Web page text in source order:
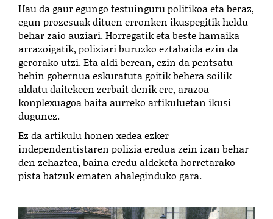
Hau da gaur egungo testuinguru politikoa eta beraz,
egun prozesuak dituen erronken ikuspegitik heldu
behar zaio auziari. Horregatik eta beste hamaika
arrazoigatik, poliziari buruzko eztabaida ezin da
gerorako utzi. Eta aldi berean, ezin da pentsatu
behin gobernua eskuratuta goitik behera soilik
aldatu daitekeen zerbait denik ere, arazoa
konplexuagoa baita aurreko artikuluetan ikusi
dugunez.
Ez da artikulu honen xedea ezker
independentistaren polizia eredua zein izan behar
den zehaztea, baina eredu aldeketa horretarako
pista batzuk ematen ahaleginduko gara.